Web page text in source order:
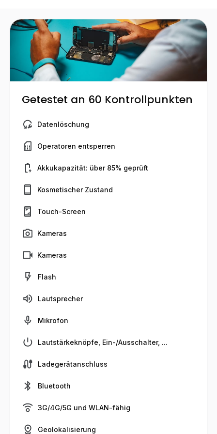
Getestet an 60 Kontrollpunkten
Datenlöschung
Operatoren entsperren
Akkukapazität: über 85% geprüft
Kosmetischer Zustand
Touch-Screen
Kameras
Kameras
Flash
Lautsprecher
Mikrofon
Lautstärkeknöpfe, Ein-/Ausschalter, ...
Ladegerätanschluss
Bluetooth
3G/4G/5G und WLAN-fähig
Geolokalisierung